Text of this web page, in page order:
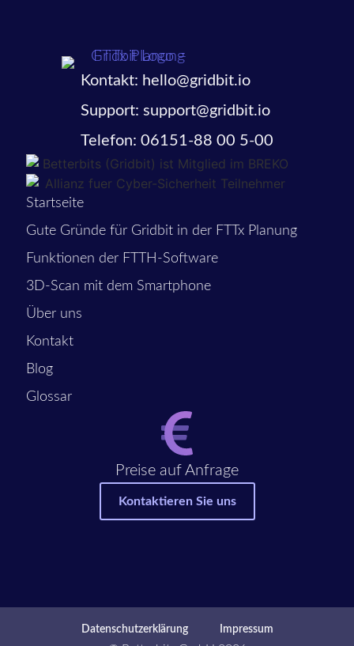
Kontakt: hello@gridbit.io
Support: support@gridbit.io
Telefon: 06151-88 00 5-00
Preise auf Anfrage
Kontaktieren Sie uns
Startseite
Gute Gründe für Gridbit in der FTTx Planung
Funktionen der FTTH-Software
3D-Scan mit dem Smartphone
Über uns
Kontakt
Blog
Glossar
Datenschutzerklärung Impressum